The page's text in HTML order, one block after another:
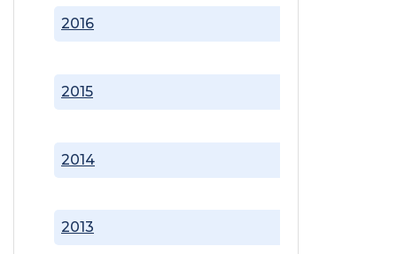
2013
2014
2015
2016